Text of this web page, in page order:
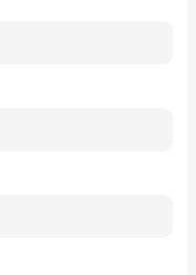
Москва
Марина
сейчас нет
кормить
лет, Нижнийl